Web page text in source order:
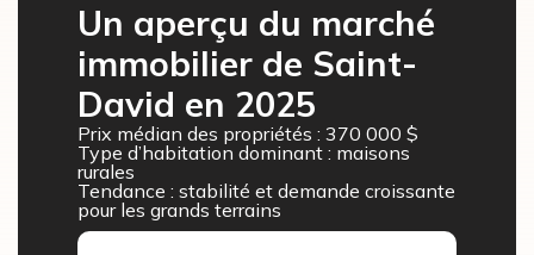
Un aperçu du marché
immobilier de Saint-
David en 2025
Prix médian des propriétés : 370 000 $
Type d’habitation dominant : maisons
rurales
Tendance : stabilité et demande croissante
pour les grands terrains